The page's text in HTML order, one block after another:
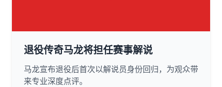
退役传奇马龙将担任赛事解说
马龙宣布退役后首次以解说员身份回归，为观众带
来专业深度点评。